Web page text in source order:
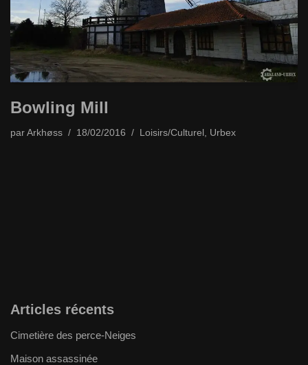
Bowling Mill
par Arkhøss 18/02/2016 Loisirs/Culturel Urbex
Articles récents
Cimetière des perce-Neiges
Maison assassinée